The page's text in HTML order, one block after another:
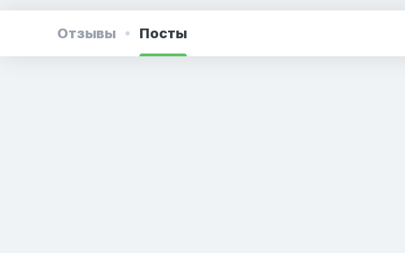
Отзывы Посты